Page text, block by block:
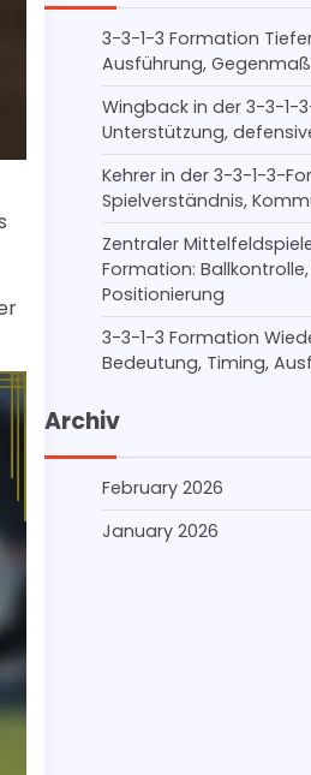
3-3-1-3 Formation
Ausführung,
Wingback in der 3-3-1-
Unterstützung,
Kehrer in der 3-3-1-3-
Spielverständnis,
Zentraler
Formation:
Positionierung
3-3-1-3 Formation
Bedeutung, Timing,
Archiv
February 2026
January 2026